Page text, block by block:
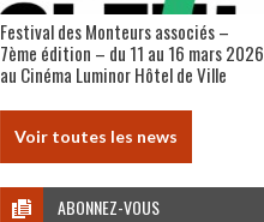
Festival des Monteurs associés –
7ème édition – du 11 au 16 mars 2026
au Cinéma Luminor Hôtel de Ville
Voir toutes les news
ABONNEZ-VOUS